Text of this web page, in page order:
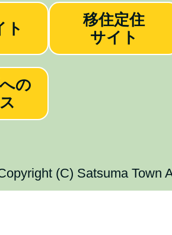
ト
移住定住
サイト
の
(C) Satsuma Town